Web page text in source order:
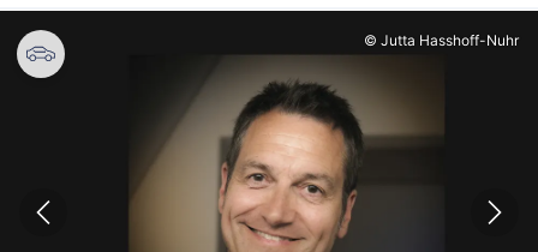
Advents- & Silvesterreisen
Europa
Klassische Konzerte
© Jutta Hasshoff-Nuhr